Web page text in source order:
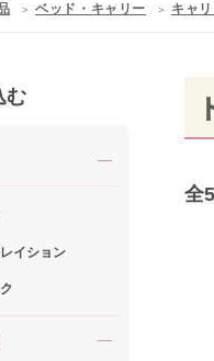
ベッド・キャリー キャ
む
イション
全5